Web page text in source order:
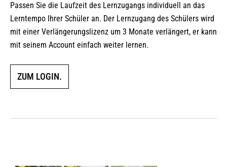
Passen Sie die Laufzeit des Lernzugangs individuell an das
Lerntempo Ihrer Schüler an. Der Lernzugang des Schülers wird
mit einer Verlängerungslizenz um 3 Monate verlängert, er kann
mit seinem Account einfach weiter lernen.
ZUM LOGIN.